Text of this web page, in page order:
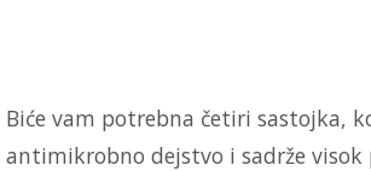
Biće vam potrebna četiri sastojka,
antimikrobno dejstvo i sadrže visok